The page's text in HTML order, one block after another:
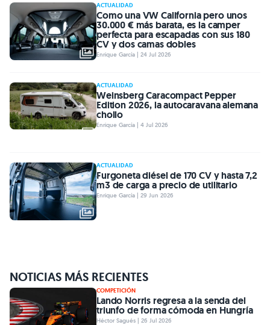
ACTUALIDAD
Como una VW California pero unos
30.000 € más barata, es la camper
perfecta para escapadas con sus 180
CV y dos camas dobles
Enrique García | 24 Jul 2026
ACTUALIDAD
Weinsberg Caracompact Pepper
Edition 2026, la autocaravana alemana
chollo
Enrique García | 4 Jul 2026
ACTUALIDAD
Furgoneta diésel de 170 CV y hasta 7,2
m3 de carga a precio de utilitario
Enrique García | 29 Jun 2026
NOTICIAS MÁS RECIENTES
COMPETICIÓN
Lando Norris regresa a la senda del
triunfo de forma cómoda en Hungría
Héctor Sagués | 26 Jul 2026